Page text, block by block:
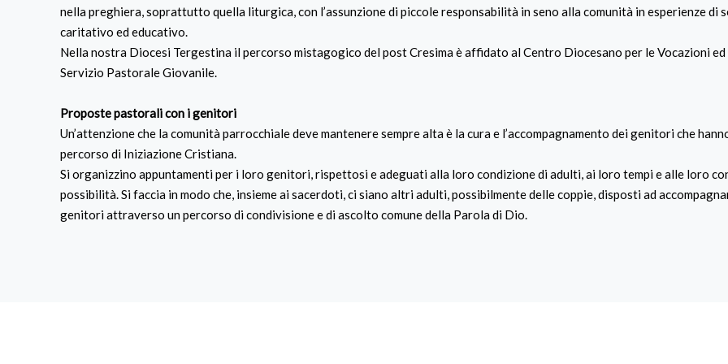
nella preghiera, soprattutto quella liturgica, con l’assunzione di piccole responsabilità in seno alla comunità in esperienze di
caritativo ed educativo.
Nella nostra Diocesi Tergestina il percorso mistagogico del post Cresima è affidato al Centro Diocesano per le Vocazioni ed
Servizio Pastorale Giovanile.
Proposte pastorali con i genitori
Un’attenzione che la comunità parrocchiale deve mantenere sempre alta è la cura e l’accompagnamento dei genitori che
percorso di Iniziazione Cristiana.
Si organizzino appuntamenti per i loro genitori, rispettosi e adeguati alla loro condizione di adulti, ai loro tempi e alle loro
possibilità. Si faccia in modo che, insieme ai sacerdoti, ci siano altri adulti, possibilmente delle coppie, disposti ad
genitori attraverso un percorso di condivisione e di ascolto comune della Parola di Dio.